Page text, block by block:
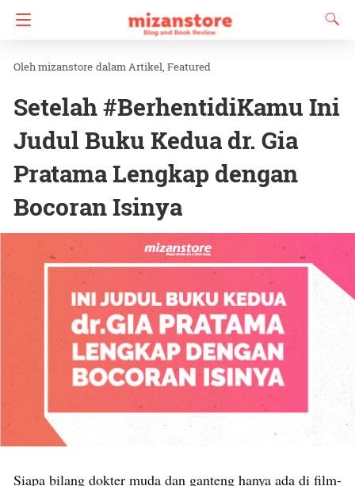
mizanstore dalamArtikel Featured
Setelah #BerhentidiKamu Ini
Judul Buku Kedua dr. Gia
Pratama Lengkap dengan
Bocoran Isinya
Siapa bilang dokter muda dan ganteng hanya ada di film-